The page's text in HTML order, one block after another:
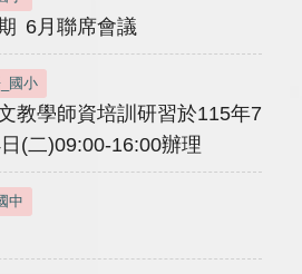
6月聯席會議
國小
教學師資培訓研習於115年7
(二)09:00-16:00辦理
中